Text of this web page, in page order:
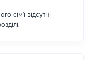
сім'ї відсутні